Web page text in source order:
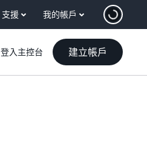
支援 我的帳戶
登入主控台 建立帳戶